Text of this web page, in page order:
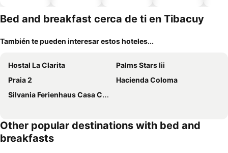
mascotas
Bed and breakfast cerca de ti en Tibacuy
También te pueden interesar estos hoteles...
Hostal La Clarita
Palms Stars Iii
Praia 2
Hacienda Coloma
Silvania Ferienhaus Casa Campestre
Other popular destinations with bed and
breakfasts